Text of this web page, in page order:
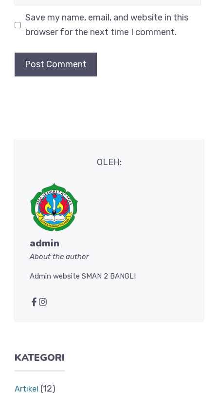
Save my name, email, and website in this
browser for the next time I comment.
OLEH:
admin
About the author
Admin website SMAN 2 BANGLI
KATEGORI
Artikel (12)